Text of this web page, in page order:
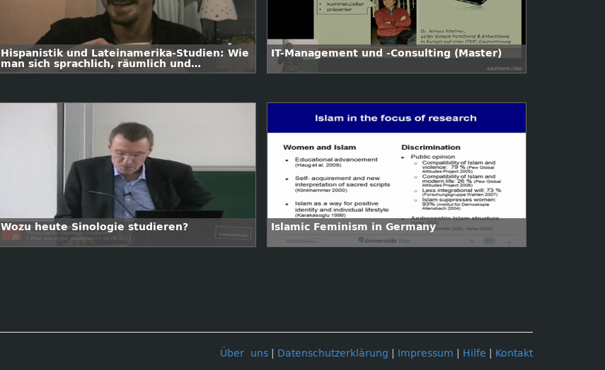
Hispanistik und Lateinamerika-Studien: Wie
man sich sprachlich, räumlich und
disziplinär breit aufstellen kann
IT-Management und -Consulting (Master)
Wozu heute Sinologie studieren? Islamic Feminism in Germany
Über uns Datenschutzerklärung Impressum Hilfe Kontakt